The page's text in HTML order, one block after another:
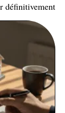
définitivement